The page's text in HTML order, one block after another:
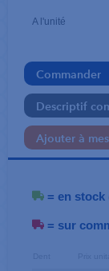
A l'unité
Commander
Descriptif
Ajouter à
= en stock
= sur